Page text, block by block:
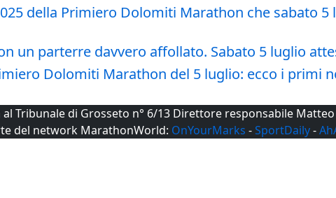
della Primiero Dolomiti Marathon che sabato
un parterre davvero affollato. Sabato 5 luglio
Dolomiti Marathon del 5 luglio: ecco i primi
di Grosseto n° 6/13 Direttore responsabile Matteo
del network MarathonWorld: OnYourMarks -SportDaily-